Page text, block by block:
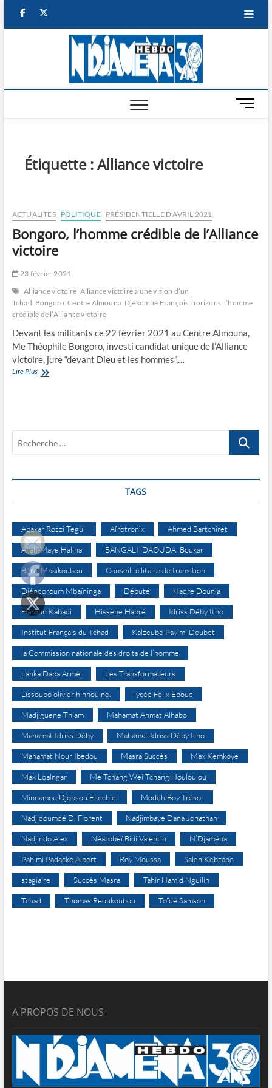
facebook
M
e
Étiquette :Alliance victoire
ACTUALITÉS POLITIQUE PRÉSIDENTIELLE D’AVRIL 2021
Bongoro, l’homme crédible de l’Alliance
victoire
23 février 2021
Alliance victoire Alliance victoire a une vision d’un
Tchad Bongoro Centre Almouna Djékombé François horizons l’homme
crédible de l’Alliance victoire
Devant les militants ce 22 février 2021 au Centre Almouna,
Me Théophile Bongoro, investi candidat unique de l’Alliance
victoire, jure “devant Dieu et les hommes”,…
Lire PlusBongoro,
Recherche
TAGS
Abakar Rozzi Teguil Afrotronix Ahmed Bartchiret
Allah-Maye Halina BANGALI DAOUDA Boukar
Béral Mbaïkoubou Conseil militaire de transition
Djéndoroum Mbaïninga Député Hadre Dounia
Haroun Kabadi Hissène Habré Idriss Déby Itno
Institut Français du Tchad Kalzeubé Payimi Deubet
la Commission nationale des droits de l’homme
Lanka Daba Armel Les Transformateurs
Lissoubo olivier hinhoulné. lycée Félix Eboué
Madjiguene Thiam Mahamat Ahmat Alhabo
Mahamat Idriss Déby Mahamat Idriss Déby Itno
Mahamat Nour Ibedou Masra Succès Max Kemkoye
Max Loalngar Me Tchang Wei Tchang Houloulou
Minnamou Djobsou Ezechiel Modeh Boy Trésor
Nadjidoumdé D. Florent Nadjimbaye Dana Jonathan
Nadjindo Alex Néatobeï Bidi Valentin N’Djaména
Pahimi Padacké Albert Roy Moussa Saleh Kebzabo
stagiaire Succès Masra Tahir Hamid Nguilin
Tchad Thomas Reoukoubou Toïdé Samson
A PROPOS DE NOUS